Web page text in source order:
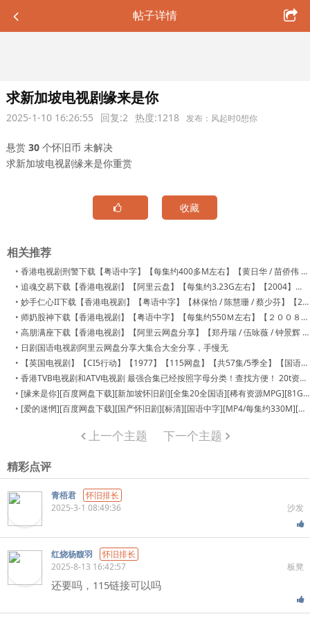
帖子详情
求新加坡电视剧缘来是你
2025-1-10 16:26:55 回复:2 热度:1218 发布：风起时0想你
悬赏 30 个怀旧币 未解决
求新加坡电视剧缘来是你重赏
收藏
相关推荐
•香港电视剧刑警下载【粤语中字】【每集约400多M左右】【黄日华 / 苗侨伟 / 宣萱】【阿里云盘分享】【30集全】
•追魂交易下载【香港电视剧】【阿里云盘】【每集约3.23G左右】【2004】【20集全】【王喜 / 关礼杰 / 胡杏儿】
•妙手仁心II下载【香港电视剧】【粤语中字】【林保怡 / 陈慧珊 / 蔡少芬】【2000】【40集全】
• 师奶股神下载【香港电视剧】【粤语中字】【每集约550Ｍ左右】【２００８】【商天娥 / 谢天华 / 汤盈盈】
•高朋满座下载【香港电视剧】【阿里云网盘分享】【郑丹瑞 / 伍咏薇 / 钟景辉 / 卢宛茵】【2006】【粤语中字】
• 日剧国语电视剧阿里云网盘分享大集合大全分享，手慢无
•
【英国电视剧】【CI5行动】【1977】【115网盘】【共57集/5季全】【国语中字】【MKV 13.5G】
•香港TVB电视剧和ATV电视剧 最强合集已经按照字母分类！查找方便！ 20t资源大全 至少700部 分享给大家
• [缘来是你][百度网盘下载][新加坡怀旧剧][全集20全国语][稀有资源MPG][81G][1996][俞宏荣 / 郑秀珍 / 陈天文]
• [爱的迷惘][百度网盘下载][国产怀旧剧][标清][国语中字][MP4/每集约330M][共1.8G][1989][ 黄凯 / 鲍大志 / 林京来]
上一个主题 下一个主题
精彩点评
青梧君
怀旧排长
沙发
2025-3-1 08:49:36
红烧杨馥羽
怀旧排长
板凳
2025-8-13 16:42:57
还要吗，115链接可以吗